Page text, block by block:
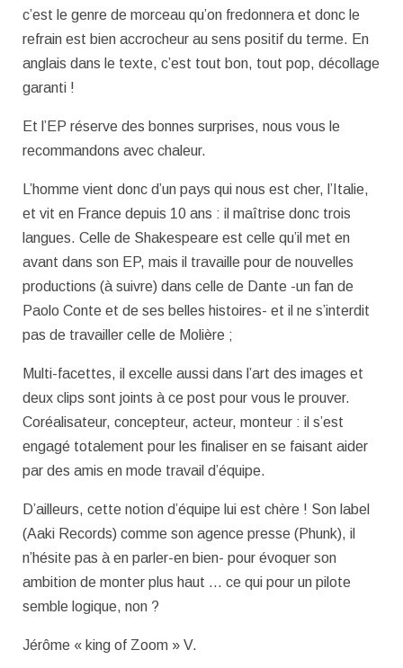
c’est le genre de morceau qu’on fredonnera et donc le
refrain est bien accrocheur au sens positif du terme. En
anglais dans le texte, c’est tout bon, tout pop, décollage
garanti !
Et l’EP réserve des bonnes surprises, nous vous le
recommandons avec chaleur.
L’homme vient donc d’un pays qui nous est cher, l’Italie,
et vit en France depuis 10 ans : il maîtrise donc trois
langues. Celle de Shakespeare est celle qu’il met en
avant dans son EP, mais il travaille pour de nouvelles
productions (à suivre) dans celle de Dante -un fan de
Paolo Conte et de ses belles histoires- et il ne s’interdit
pas de travailler celle de Molière ;
Multi-facettes, il excelle aussi dans l’art des images et
deux clips sont joints à ce post pour vous le prouver.
Coréalisateur, concepteur, acteur, monteur : il s’est
engagé totalement pour les finaliser en se faisant aider
par des amis en mode travail d’équipe.
D’ailleurs, cette notion d’équipe lui est chère ! Son label
(Aaki Records) comme son agence presse (Phunk), il
n’hésite pas à en parler-en bien- pour évoquer son
ambition de monter plus haut … ce qui pour un pilote
semble logique, non ?
Jérôme « king of Zoom » V.